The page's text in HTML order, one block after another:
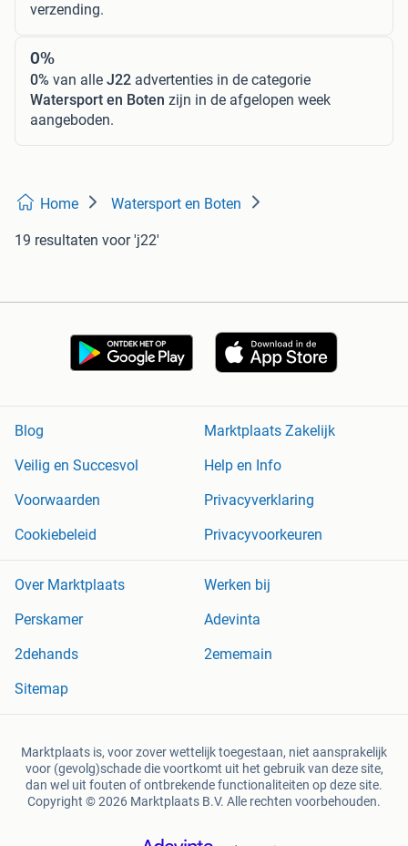
verzending.
0%
0% van alle J22 advertenties in de categorie
Watersport en Boten zijn in de afgelopen week
aangeboden.
Home Watersport en Boten
19 resultaten voor 'j22'
Blog
Marktplaats Zakelijk
Veilig en Succesvol
Help en Info
Voorwaarden
Privacyverklaring
Cookiebeleid
Privacyvoorkeuren
Over Marktplaats
Werken bij
Perskamer
Adevinta
2dehands
2ememain
Sitemap
Marktplaats is, voor zover wettelijk toegestaan, niet aansprakelijk
voor (gevolg)schade die voortkomt uit het gebruik van deze site,
dan wel uit fouten of ontbrekende functionaliteiten op deze site.
Copyright © 2026 Marktplaats B.V. Alle rechten voorbehouden.